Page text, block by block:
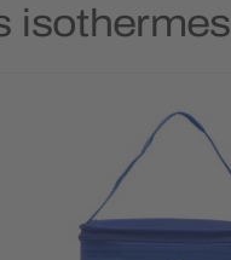
isothermes